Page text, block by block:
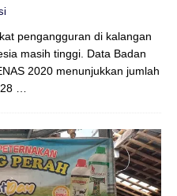
pengangguran di kalangan
masih tinggi. Data Badan
2020 menunjukkan jumlah
…